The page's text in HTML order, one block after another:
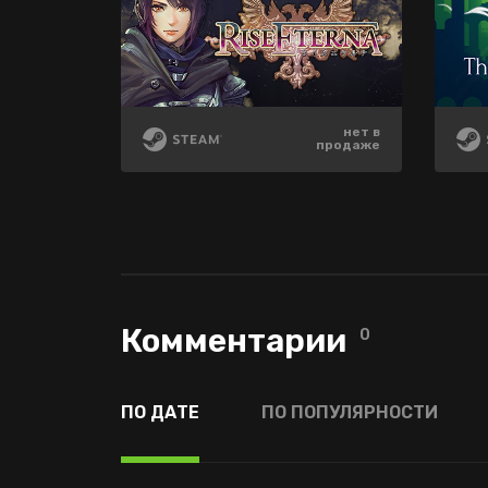
нет в
продаже
710 ₽
284 ₽
399 ₽
99 ₽
Комментарии 0
ПО ДАТЕ ПО ПОПУЛЯРНОСТИ